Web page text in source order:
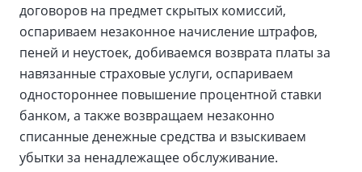
договоров на предмет скрытых комиссий,
оспариваем незаконное начисление штрафов,
пеней и неустоек, добиваемся возврата платы за
навязанные страховые услуги, оспариваем
одностороннее повышение процентной ставки
банком, а также возвращаем незаконно
списанные денежные средства и взыскиваем
убытки за ненадлежащее обслуживание.